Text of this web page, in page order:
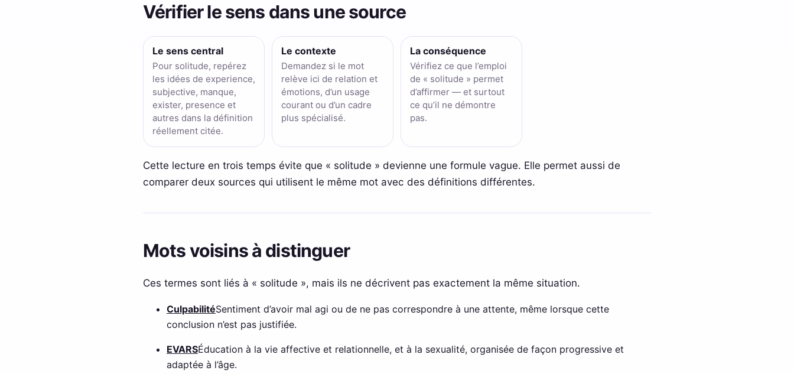
Vérifier le sens dans une source
Le sens central
Pour solitude, repérez
les idées de experience,
subjective, manque,
exister, presence et
autres dans la définition
réellement citée.
Le contexte
Demandez si le mot
relève ici de relation et
émotions, d’un usage
courant ou d’un cadre
plus spécialisé.
La conséquence
Vérifiez ce que l’emploi
de « solitude » permet
d’affirmer — et surtout
ce qu’il ne démontre
pas.
Cette lecture en trois temps évite que « solitude » devienne une formule vague. Elle permet aussi de
comparer deux sources qui utilisent le même mot avec des définitions différentes.
Mots voisins à distinguer
Ces termes sont liés à « solitude », mais ils ne décrivent pas exactement la même situation.
CulpabilitéSentiment d’avoir mal agi ou de ne pas correspondre à une attente, même lorsque cette
conclusion n’est pas justifiée.
EVARSÉducation à la vie affective et relationnelle, et à la sexualité, organisée de façon progressive et
adaptée à l’âge.